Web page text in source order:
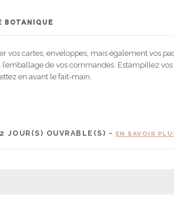
BOTANIQUE
vos cartes, enveloppes, mais également vos
de vos commandes. Estampillez vos
en avant le fait-main.
JOUR(S) OUVRABLE(S) - EN SAVOIR